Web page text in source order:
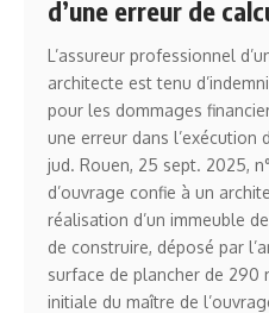
d’une erreur de
L’assureur professionnel
architecte est tenu
pour les dommages
une erreur dans l’exécution
jud. Rouen, 25 sept. 2025,
d’ouvrage confie à un
réalisation d’un immeuble
de construire, déposé par
surface de plancher de 290
initiale du maître de